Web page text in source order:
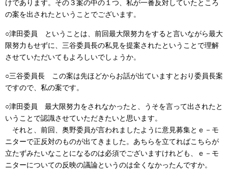
けであります。その３案の中の１つ、私が一番反対していたところ
の案を出されたということでございます。
○津田委員 ということは、前回最大限努力をすると言いながら最大
限努力もせずに、三谷委員長の私見を提案されたということで理解
させていただいてもよろしいでしょうか。
○三谷委員長 この案は先ほどからお話が出ていますとおり委員長案
ですので、私の案です。
○津田委員 最大限努力をされなかったと、うそを言って出されたと
いうことで認識させていただきたいと思います。
それと、前回、奥野委員が言われましたように意見募集とｅ－モ
ニターで正反対のものが出てきました。あちらを立てればこちらが
立たずみたいなことになるのは必須でございますけれども、ｅ－モ
ニターについての反映の議論というのは全くなかったんですか。